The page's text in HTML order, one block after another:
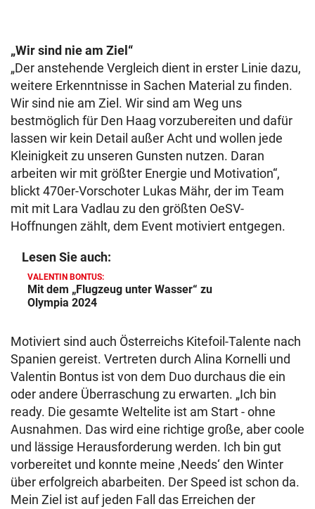
„Wir sind nie am Ziel“
„Der anstehende Vergleich dient in erster Linie dazu,
weitere Erkenntnisse in Sachen Material zu finden.
Wir sind nie am Ziel. Wir sind am Weg uns
bestmöglich für Den Haag vorzubereiten und dafür
lassen wir kein Detail außer Acht und wollen jede
Kleinigkeit zu unseren Gunsten nutzen. Daran
arbeiten wir mit größter Energie und Motivation“,
blickt 470er-Vorschoter Lukas Mähr, der im Team
mit mit Lara Vadlau zu den größten OeSV-
Hoffnungen zählt, dem Event motiviert entgegen.
Lesen Sie auch:
VALENTIN BONTUS:
Mit dem „Flugzeug unter Wasser“ zu
Olympia 2024
Motiviert sind auch Österreichs Kitefoil-Talente nach
Spanien gereist. Vertreten durch Alina Kornelli und
Valentin Bontus ist von dem Duo durchaus die ein
oder andere Überraschung zu erwarten. „Ich bin
ready. Die gesamte Weltelite ist am Start - ohne
Ausnahmen. Das wird eine richtige große, aber coole
und lässige Herausforderung werden. Ich bin gut
vorbereitet und konnte meine ‚Needs‘ den Winter
über erfolgreich abarbeiten. Der Speed ist schon da.
Mein Ziel ist auf jeden Fall das Erreichen der